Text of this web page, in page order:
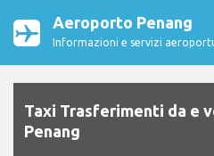
Aeroporto Penang
Informazioni e servizi
Taxi Trasferimenti da e
Penang